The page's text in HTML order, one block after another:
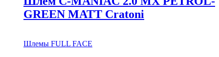
GREEN MATT Cratoni
Шлемы FULL FACE